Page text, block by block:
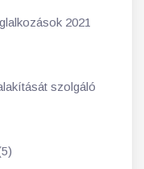
2021
szolgáló